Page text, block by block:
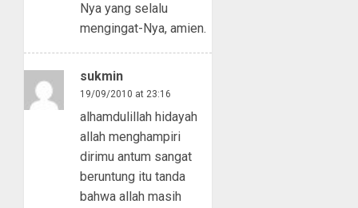
Nya yang selalu
mengingat-Nya, amien.
sukmin
19/09/2010 at 23:16
alhamdulillah hidayah
allah menghampiri
dirimu antum sangat
beruntung itu tanda
bahwa allah masih